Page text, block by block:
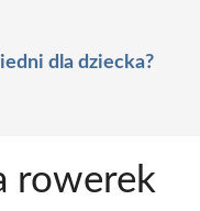
dla dziecka?
rowerek